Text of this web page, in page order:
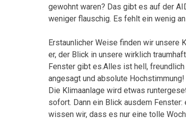
gewohnt waren? Das gibt es auf der
weniger flauschig. Es fehlt ein wenig
Erstaunlicher Weise finden wir unsere
er, der Blick in unsere wirklich
Fenster gibt es.Alles ist hell,
angesagt und absolute Hochstimmung!
Die Klimaanlage wird etwas
sofort. Dann ein Blick ausdem
wissen wir, dass es nur eine tolle